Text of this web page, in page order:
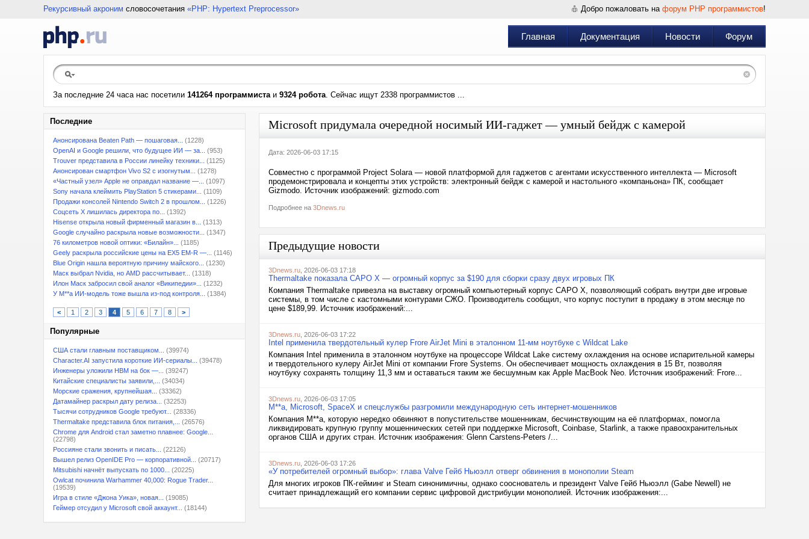
Рекурсивный акроним словосочетания «PHP: Hypertext Preprocessor» Добро пожаловать на форум PHP программистов!
Главная Документация Новости Форум
За последние 24 часа нас посетили 141264 программистаи 9324 робота. Сейчас ищут 2338 программистов ...
Последние
Анонсирована Beaten Path — пошаговая...
(1228)
OpenAI и Google решили, что будущее ИИ — за...
(953)
Trouver представила в России линейку техники...
(1125)
Анонсирован смартфон Vivo S2 с изогнутым...
(1278)
«Частный узел» Apple не оправдал название —...
(1097)
Sony начала клеймить PlayStation 5 стикерами...
(1109)
Продажи консолей Nintendo Switch 2 в прошлом...
(1226)
Соцсеть X лишилась директора по...
(1392)
Hisense открыла новый фирменный магазин в...
(1313)
Google случайно раскрыла новые возможности...
(1347)
76 километров новой оптики: «Билайн»...
(1185)
Geely раскрыла российские цены на EX5 EM-R —...
(1146)
Blue Origin нашла вероятную причину майского...
(1230)
Маск выбрал Nvidia, но AMD рассчитывает...
(1318)
Илон Маск забросил свой аналог «Википедии»...
(1232)
У M**a ИИ-модель тоже вышла из-под контроля...
(1384)
< 1 2 3 4 5 6 7 8 >
Популярные
США стали главным поставщиком...
(39974)
Character.AI запустила короткие ИИ-сериалы...
(39478)
Инженеры уложили HBM на бок —...
(39247)
Китайские специалисты заявили,...
(34034)
Морские сражения, крупнейшая...
(33362)
Датамайнер раскрыл дату релиза...
(32253)
Тысячи сотрудников Google требуют...
(28336)
Thermaltake представила блок питания,...
(26576)
Chrome для Android стал заметно плавнее: Google...
(22798)
Россияне стали звонить и писать...
(22126)
Вышел релиз OpenIDE Pro — корпоративной...
(20717)
Mitsubishi начнёт выпускать по 1000...
(20225)
Owlcat починила Warhammer 40,000: Rogue Trader...
(19539)
Игра в стиле «Джона Уика», новая...
(19085)
Геймер отсудил у Microsoft свой аккаунт...
(18144)
Microsoft придумала очередной носимый ИИ-гаджет — умный бейдж с камерой
Дата: 2026-06-03 17:15
Совместно с программой Project Solara — новой платформой для гаджетов с агентами искусственного интеллекта — Microsoft
продемонстрировала и концепты этих устройств: электронный бейдж с камерой и настольного «компаньона» ПК, сообщает
Gizmodo. Источник изображений: gizmodo.com
Подробнее на 3Dnews.ru
Предыдущие новости
3Dnews.ru , 2026-06-03 17:18
Thermaltake показала CAPO X — огромный корпус за $190 для сборки сразу двух игровых ПК
Компания Thermaltake привезла на выставку огромный компьютерный корпус CAPO X, позволяющий собрать внутри две игровые
системы, в том числе с кастомными контурами СЖО. Производитель сообщил, что корпус поступит в продажу в этом месяце по
цене $189,99. Источник изображений:...
3Dnews.ru , 2026-06-03 17:22
Intel применила твердотельный кулер Frore AirJet Mini в эталонном 11-мм ноутбуке с Wildcat Lake
Компания Intel применила в эталонном ноутбуке на процессоре Wildcat Lake систему охлаждения на основе испарительной камеры
и твердотельного кулеру AirJet Mini от компании Frore Systems. Он обеспечивает мощность охлаждения в 15 Вт, позволяя
ноутбуку сохранять толщину 11,3 мм и оставаться таким же бесшумным как Apple MacBook Neo. Источник изображений: Frore...
3Dnews.ru , 2026-06-03 17:05
M**a, Microsoft, SpaceX и спецслужбы разгромили международную сеть интернет-мошенников
Компания M**a, которую нередко обвиняют в попустительстве мошенникам, бесчинствующим на её платформах, помогла
ликвидировать крупную группу мошеннических сетей при поддержке Microsoft, Coinbase, Starlink, а также правоохранительных
органов США и других стран. Источник изображения: Glenn Carstens-Peters /...
3Dnews.ru , 2026-06-03 17:26
«У потребителей огромный выбор»: глава Valve Гейб Ньюэлл отверг обвинения в монополии Steam
Для многих игроков ПК-гейминг и Steam синонимичны, однако сооснователь и президент Valve Гейб Ньюэлл (Gabe Newell) не
считает принадлежащий его компании сервис цифровой дистрибуции монополией. Источник изображения:...